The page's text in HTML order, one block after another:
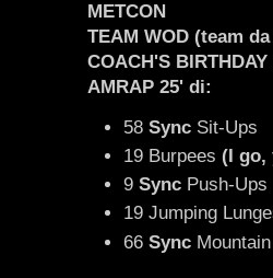
METCON
TEAM WOD (team da
COACH'S BIRTHDAY
AMRAP 25' di:
58 Sync Sit-Ups
19 Burpees (I go,
9 Sync Push-Ups
19 Jumping
66 Sync